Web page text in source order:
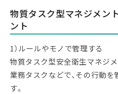
物質タスク型マネジメン
ント
1）ルールやモノで管理する
物質タスク型安全衛生マネジメ
業務タスクなどで、その行動
す。